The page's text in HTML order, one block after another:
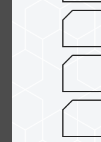
記憶體、創作
置，完整體現
實力；未來，
球市場視野為
國際布局，加